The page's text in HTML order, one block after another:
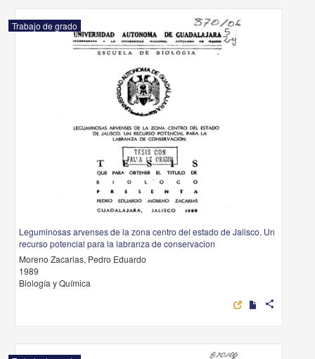
Trabajo de grado
Leguminosas arvenses de la zona centro del estado de Jalisco. Un
recurso potencial para la labranza de conservacion
Moreno Zacarias, Pedro Eduardo
1989
Biología y Química
share